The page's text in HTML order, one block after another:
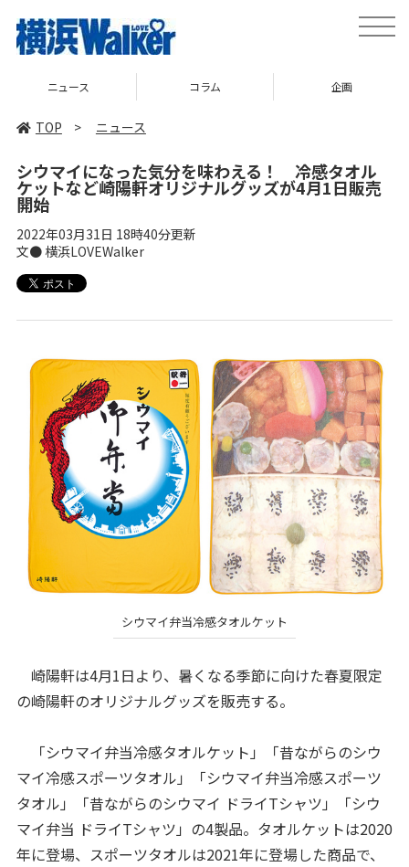
toggle
ニュース コラム 企画
TOP > ニュース
シウマイになった気分を味わえる！ 冷感タオル
ケットなど崎陽軒オリジナルグッズが4月1日販売
開始
2022年03月31日 18時40分更新
文● 横浜LOVEWalker
シウマイ弁当冷感タオルケット
崎陽軒は4月1日より、暑くなる季節に向けた春夏限定
の崎陽軒のオリジナルグッズを販売する。
「シウマイ弁当冷感タオルケット」「昔ながらのシウ
マイ冷感スポーツタオル」「シウマイ弁当冷感スポーツ
タオル」「昔ながらのシウマイ ドライTシャツ」「シウ
マイ弁当 ドライTシャツ」の4製品。タオルケットは2020
年に登場、スポーツタオルは2021年に登場した商品で、